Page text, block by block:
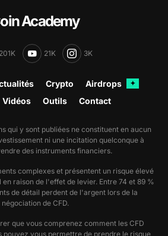
Academy
201K 21K 3K
Crypto Airdrops ✦
Vidéos Outils Contact
qui y sont publiées ne constituent en aucun
ni une incitation quelconque à
des instruments financiers.
complexes et présentent un risque élevé
raison de l'effet de levier. Entre 74 et 89 %
de détail perdent de l'argent lors de la
négociation de CFD.
que vous comprenez comment les CFD
pouvez vous permettre de prendre le risque